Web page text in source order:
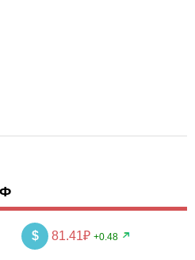
$ 81.41₽ +0.48